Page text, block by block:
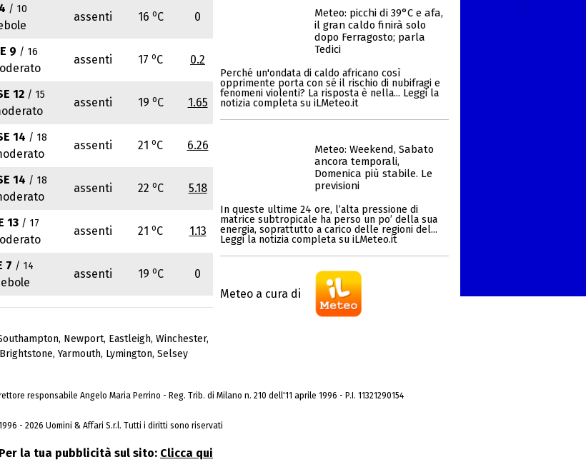
/ 10
assenti 16 oC 0
9 / 16
assenti 17 oC 0.2
12 / 15
assenti 19 oC 1.65
14 / 18
assenti 21 oC 6.26
14 / 18
assenti 22 oC 5.18
13 / 17
assenti 21 oC 1.13
7 / 14
assenti 19 oC 0
, Newport, Eastleigh, Winchester,
Brightstone,Yarmouth, Lymington, Selsey
Meteo: picchi di 39°C e afa,
il gran caldo finirà solo
dopo Ferragosto; parla
Tedici
Perché un'ondata di caldo africano così
opprimente porta con sé il rischio di nubifragi e
fenomeni violenti? La risposta è nella... Leggi la
notizia completa su iLMeteo.it
Meteo: Weekend, Sabato
ancora temporali,
Domenica più stabile. Le
previsioni
In queste ultime 24 ore, l’alta pressione di
matrice subtropicale ha perso un po’ della sua
energia, soprattutto a carico delle regioni del...
Leggi la notizia completa su iLMeteo.it
Meteo a cura di
responsabile Angelo Maria Perrino - Reg. Trib. di Milano n. 210 dell'11 aprile 1996 - P.I. 11321290154
- 2026 Uomini & Affari S.r.l. Tutti i diritti sono riservati
Per la tua pubblicità sul sito: Clicca qui